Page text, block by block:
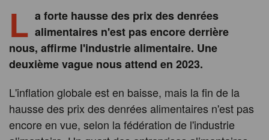
L a forte hausse des prix des denrées
alimentaires n'est pas encore derrière
nous, affirme l'industrie alimentaire. Une
deuxième vague nous attend en 2023.
L'inflation globale est en baisse, mais la fin de la
hausse des prix des denrées alimentaires n'est pas
encore en vue, selon la fédération de l'industrie